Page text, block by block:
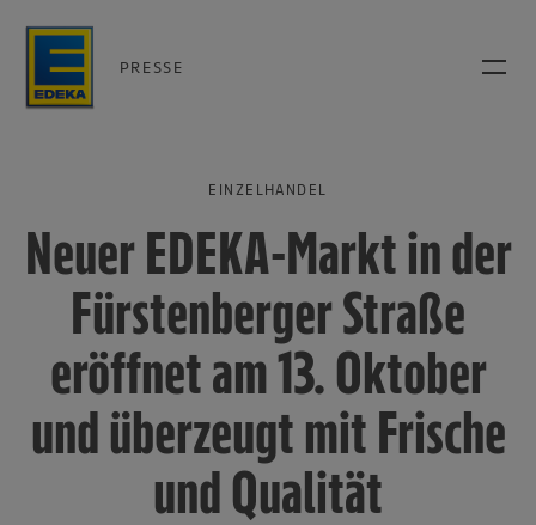
PRESSE
EINZELHANDEL
Neuer EDEKA-Markt in der
Fürstenberger Straße
eröffnet am 13. Oktober
und überzeugt mit Frische
und Qualität